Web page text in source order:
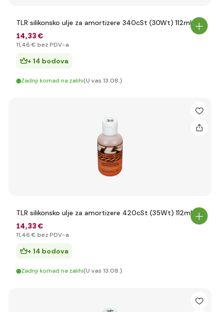
TLR silikonsko ulje za amortizere 340cSt (30Wt) 112ml
14,33 €
11,46 € bez PDV-a
+ 14 bodova
Zadnji komad na zalihi(U vas 13.08.)
TLR silikonsko ulje za amortizere 420cSt (35Wt) 112ml
14,33 €
11,46 € bez PDV-a
+ 14 bodova
Zadnji komad na zalihi(U vas 13.08.)